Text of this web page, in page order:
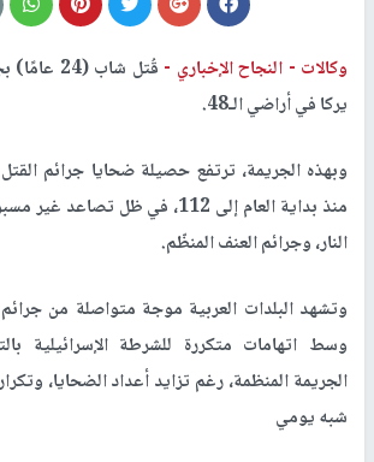
وكالات - النجاح الإخباري -
قُتل شاب
يركا في أراضي الـ48
.
وبهذه الجريمة، ترتفع حصيلة ضحايا جرائم
منذ بداية العام إلى 112، في ظل
النار، وجرائم العنف المنظّم.
وتشهد البلدات العربية موجة متواصلة من جرائم
وسط اتهامات متكررة للشرطة الإسرائيلية
الجريمة المنظمة، رغم تزايد أعداد الضحايا،
شبه يومي